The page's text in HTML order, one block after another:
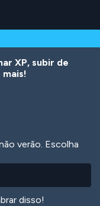
XP, subir de
verão. Escolha
disso!